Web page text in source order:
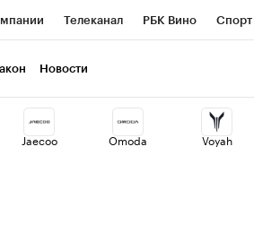
Телеканал РБК Вино Спорт
проекты
Спецпроекты СПб Конференции СПб
Рынок наличной валюты
Новости
Jaecoo Omoda Voyah